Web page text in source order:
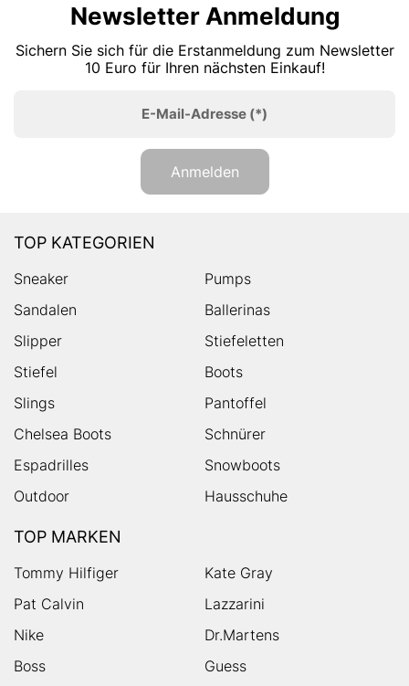
Newsletter Anmeldung
Sichern Sie sich für die Erstanmeldung zum Newsletter
10 Euro für Ihren nächsten Einkauf!
E-Mail-Adresse (*)
Anmelden
TOP KATEGORIEN
Sneaker
Pumps
Sandalen
Ballerinas
Slipper
Stiefeletten
Stiefel
Boots
Slings
Pantoffel
Chelsea Boots
Schnürer
Espadrilles
Snowboots
Outdoor
Hausschuhe
TOP MARKEN
Tommy Hilfiger
Kate Gray
Pat Calvin
Lazzarini
Nike
Dr.Martens
Boss
Guess